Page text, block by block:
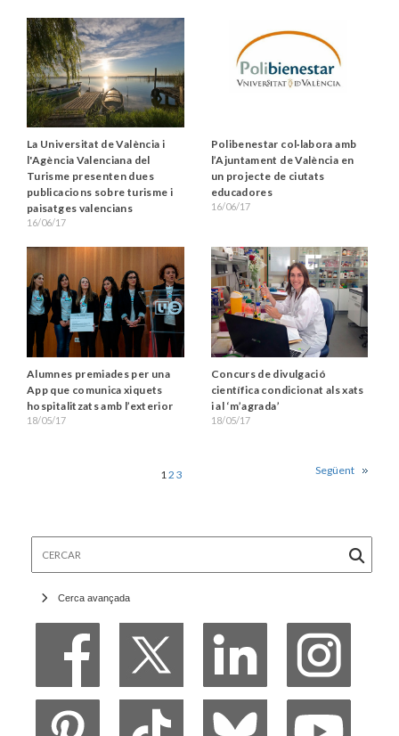
La Universitat de València i
l'Agència Valenciana del
Turisme presenten dues
publicacions sobre turisme i
paisatges valencians
16/06/17
Polibenestar col·labora amb
l’Ajuntament de València en
un projecte de ciutats
educadores
16/06/17
Alumnes premiades per una
App que comunica xiquets
hospitalitzats amb l’exterior
18/05/17
Concurs de divulgació
científica condicionat als xats
i al ‘m’agrada’
18/05/17
1 2 3 Següent
Cerca avançada